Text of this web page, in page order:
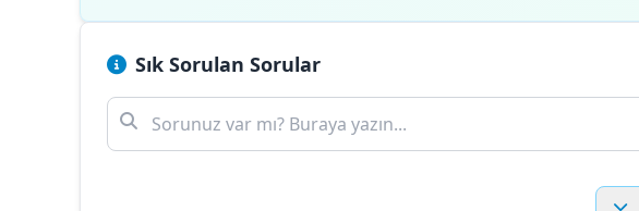
Sık Sorulan Sorular